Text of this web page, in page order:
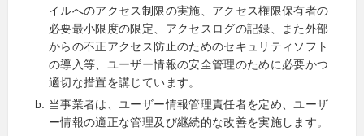
イルへのアクセス制限の実施、アクセス権限保有者の
必要最小限度の限定、アクセスログの記録、また外部
からの不正アクセス防止のためのセキュリティソフト
の導入等、ユーザー情報の安全管理のために必要かつ
適切な措置を講じています。
当事業者は、ユーザー情報管理責任者を定め、ユーザ
ー情報の適正な管理及び継続的な改善を実施します。